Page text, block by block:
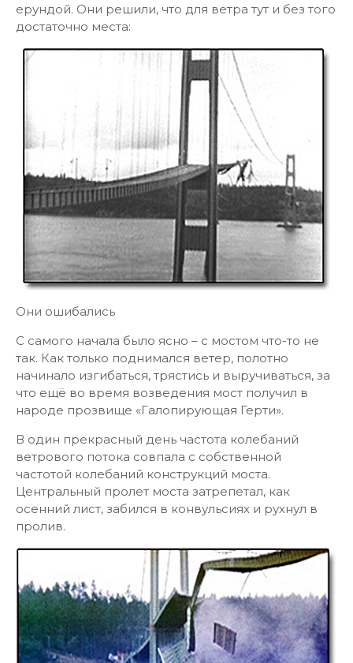
ерундой. Они решили, что для ветра тут и без того
достаточно места:
Они ошибались
С самого начала было ясно – с мостом что-то не
так. Как только поднимался ветер, полотно
начинало изгибаться, трястись и выручиваться, за
что ещё во время возведения мост получил в
народе прозвище «Галопирующая Герти».
В один прекрасный день частота колебаний
ветрового потока совпала с собственной
частотой колебаний конструкций моста.
Центральный пролет моста затрепетал, как
осенний лист, забился в конвульсиях и рухнул в
пролив.